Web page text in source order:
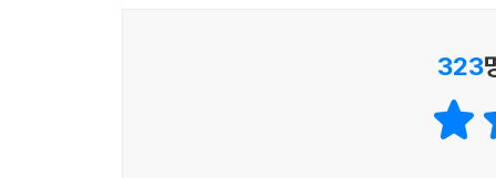
데 내 손이 키보드를 그냥 통과하지 않고 누를 수
면 고슴도치의 가시 길이나 [에반게리온]의 ‘AT
걷어버리면 나라는 형태가 허물어진다. 반대로
그동안 혼자 힘으로 고아처럼 살아남아 버텼다
도움을 기대할 곳 없는 가난한 청년들이 자신과
323